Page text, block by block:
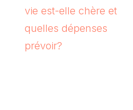
vie est-elle chère et
quelles dépenses
prévoir?